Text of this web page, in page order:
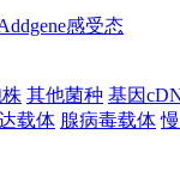
感受态
其他菌种 基因
载体 腺病毒载体